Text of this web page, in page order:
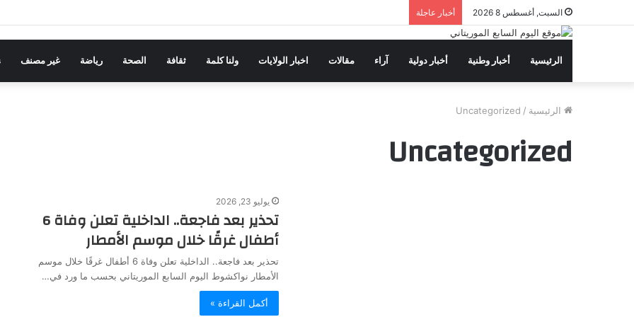
السبت, أغسطس 8 2026 أخبار عاجلة
الرئيسية أخبار وطنية أخبار دولية آراء مقالات اخبار الولايات ولنا كلمة ثقافة الصحة رياضة غير مصنف
الرئيسية /
Uncategorized
Uncategorized
يوليو 23, 2026
تحذير بعد فاجعة.. الداخلية تعلن وفاة 6
أطفال غرقًا خلال موسم الأمطار
تحذير بعد فاجعة.. الداخلية تعلن وفاة 6 أطفال غرقًا خلال موسم
الأمطار نواكشوط اليوم السابع الموريتاني بحسب ما ورد في…
أكمل القراءة »